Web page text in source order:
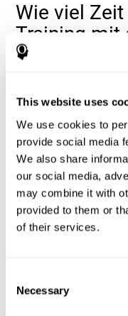
This website uses
We use cookies to
provide social media
We also share
our social media,
may combine it with
provided to them or
of their services.
Selection
Necessary
Wie viel
Training mit
Spielen von
Gedächtnis dauern circa
auszuführen. Um sich
kann CogniFit
In jederTrainingseinheit
Programm von CogniFit
Gehirnstimulation und
. Dadurch kann die
einfach trainiert und
spezielle Subtypen des
welchen